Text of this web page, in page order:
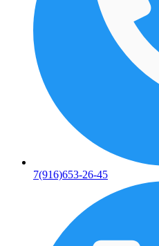
7(916)653-26-45